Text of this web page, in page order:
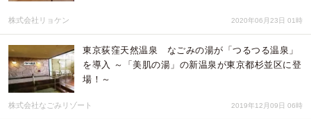
株式会社リョケン 2020年06月23日 01時
東京荻窪天然温泉 なごみの湯が「つるつる温泉」
を導入 ～「美肌の湯」の新温泉が東京都杉並区に登
場！～
株式会社なごみリゾート 2019年12月09日 06時